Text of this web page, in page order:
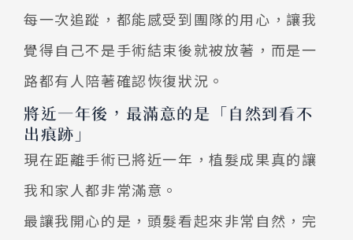
每一次追蹤，都能感受到團隊的用心，讓我
覺得自己不是手術結束後就被放著，而是一
路都有人陪著確認恢復狀況。
將近一年後，最滿意的是「自然到看不
出痕跡」
現在距離手術已將近一年，植髮成果真的讓
我和家人都非常滿意。
最讓我開心的是，頭髮看起來非常自然，完